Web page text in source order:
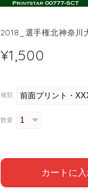
2018_選手権北神奈川
¥1,500
種類
数量
カートに